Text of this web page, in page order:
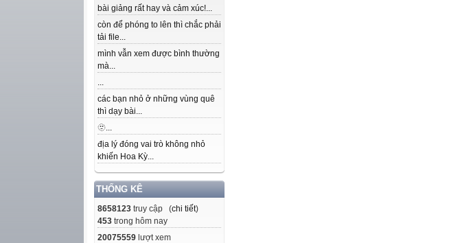
bài giảng rất hay và cảm xúc!...
còn để phóng to lên thì chắc phải
tải file...
mình vẫn xem được bình thường
mà...
...
các bạn nhỏ ở những vùng quê
thì dạy bài...
🫥...
địa lý đóng vai trò không nhỏ
khiến Hoa Kỳ...
THỐNG KÊ
8658123 truy cập (chi tiết)
453 trong hôm nay
20075559 lượt xem